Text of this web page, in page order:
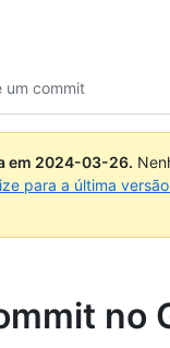
um commit
em 2024-03-26.
para a última
no